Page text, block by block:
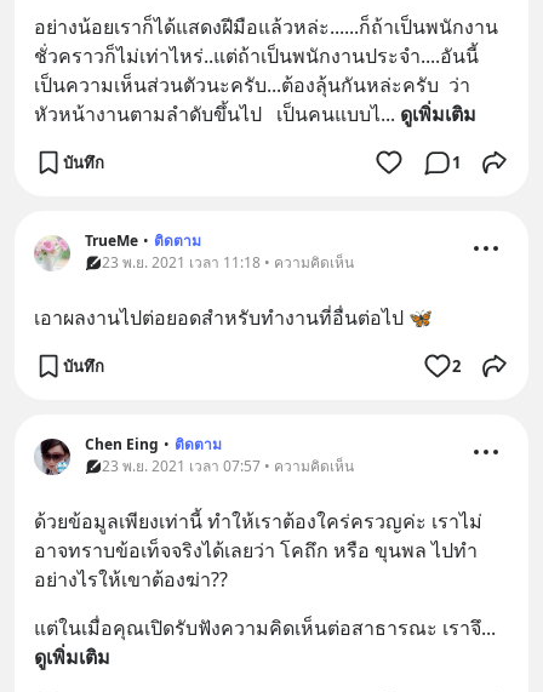
อย่างน้อยเราก็ได้แสดงฝีมือแล้วหล่ะ......ก็ถ้าเป็นพนักงาน
ชั่วคราวก็ไม่เท่าไหร่..แต่ถ้าเป็นพนักงานประจำ....อันนี้
เป็นความเห็นส่วนตัวนะครับ...ต้องลุ้นกันหล่ะครับ  ว่า
หัวหน้างานตามลำดับขึ้นไป   เป็นคนแบบไ... ดูเพิ่มเติม
บันทึก 1
TrueMe • ติดตาม
23 พ.ย. 2021 เวลา 11:18 • ความคิดเห็น
เอาผลงานไปต่อยอดสำหรับทำงานที่อื่นต่อไป 🦋
บันทึก 2
Chen Eing • ติดตาม
23 พ.ย. 2021 เวลา 07:57 • ความคิดเห็น
ด้วยข้อมูลเพียงเท่านี้ ทำให้เราต้องใคร่ครวญค่ะ เราไม่
อาจทราบข้อเท็จจริงได้เลยว่า โคถึก หรือ ขุนพล ไปทำ
อย่างไรให้เขาต้องฆ่า??
แต่ในเมื่อคุณเปิดรับฟังความคิดเห็นต่อสาธารณะ เราจึ...
ดูเพิ่มเติม